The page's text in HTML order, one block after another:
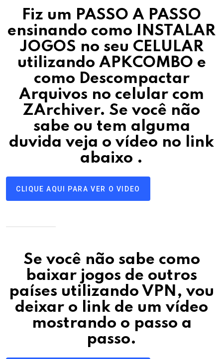
Fiz um PASSO A PASSO
ensinando como INSTALAR
JOGOS no seu CELULAR
utilizando APKCOMBO e
como Descompactar
Arquivos no celular com
ZArchiver. Se você não
sabe ou tem alguma
duvida veja o vídeo no link
abaixo .
CLIQUE AQUI PARA VER O VIDEO
Se você não sabe como
baixar jogos de outros
países utilizando VPN, vou
deixar o link de um vídeo
mostrando o passo a
passo.